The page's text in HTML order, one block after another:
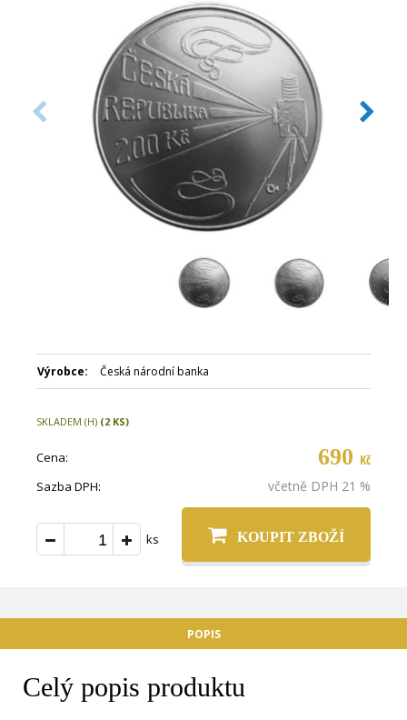
Balení: Kapsle
Nominální hodnota: 200 Kč
Emitent: Česká národní banka
Výrobce: Česká národní banka
SKLADEM (H) (2 KS)
Cena: 690 Kč
Sazba DPH: včetně DPH 21 %
ks KOUPIT ZBOŽÍ
POPIS
Celý popis produktu